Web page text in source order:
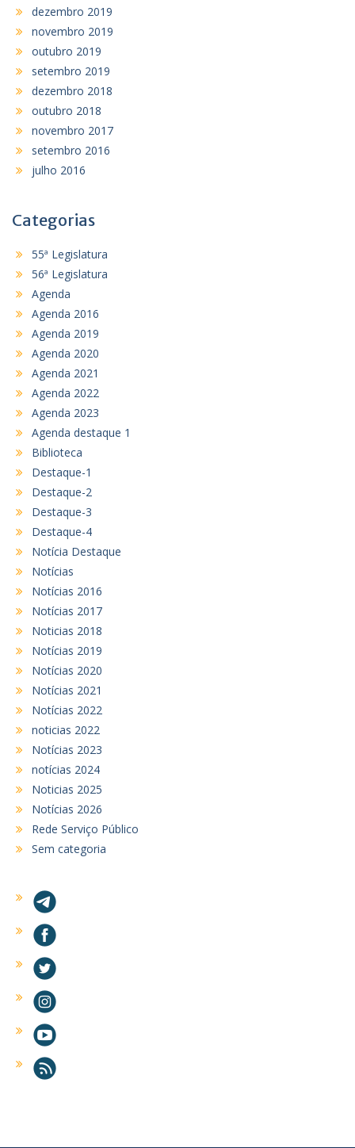
dezembro 2019
novembro 2019
outubro 2019
setembro 2019
dezembro 2018
outubro 2018
novembro 2017
setembro 2016
julho 2016
Categorias
55ª Legislatura
56ª Legislatura
Agenda
Agenda 2016
Agenda 2019
Agenda 2020
Agenda 2021
Agenda 2022
Agenda 2023
Agenda destaque 1
Biblioteca
Destaque-1
Destaque-2
Destaque-3
Destaque-4
Notícia Destaque
Notícias
Notícias 2016
Notícias 2017
Noticias 2018
Notícias 2019
Notícias 2020
Notícias 2021
Notícias 2022
noticias 2022
Notícias 2023
notícias 2024
Noticias 2025
Notícias 2026
Rede Serviço Público
Sem categoria